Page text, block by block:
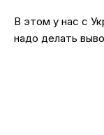
В этом у нас с
надо делать